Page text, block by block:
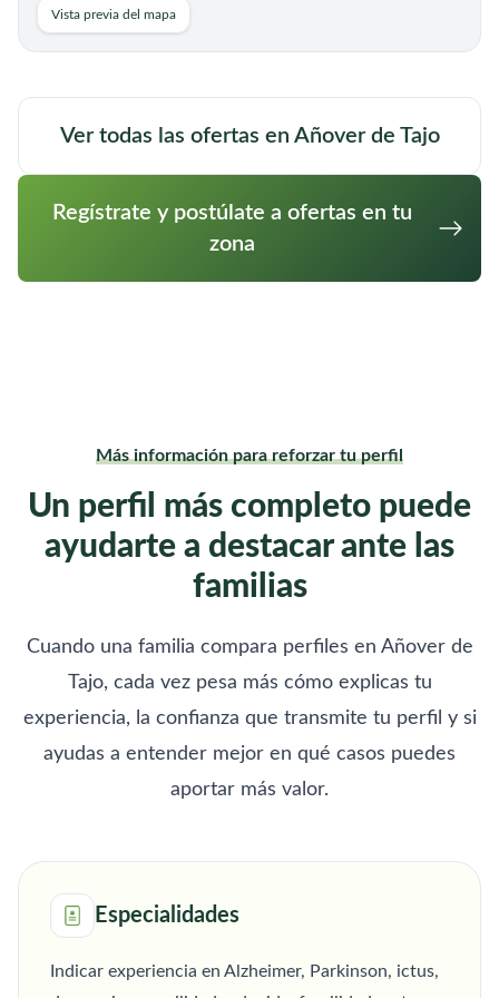
horas, en desayuno, comida y cena. Cuidados de
Cuidador/a de día para personas
Leganés,
paseos,etc
Vista previa del mapa
Ver todas las ofertas en Añover de Tajo
Regístrate y postúlate a ofertas en tu
zona
Más información para reforzar tu perfil
Un perfil más completo puede
ayudarte a destacar ante las
familias
Cuando una familia compara perfiles en Añover de
Tajo, cada vez pesa más cómo explicas tu
experiencia, la confianza que transmite tu perfil y si
ayudas a entender mejor en qué casos puedes
aportar más valor.
Especialidades
Indicar experiencia en Alzheimer, Parkinson, ictus,